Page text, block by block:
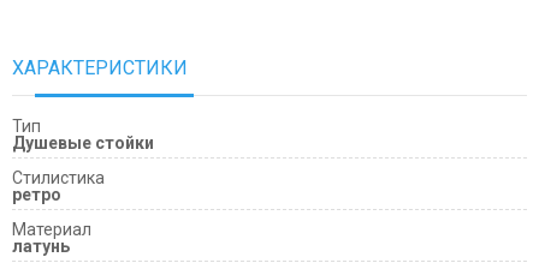
ХАРАКТЕРИСТИКИ
Тип
Душевые стойки
Cтилистика
ретро
Материал
латунь